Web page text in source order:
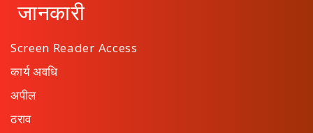
जानकारी
Screen Reader Access
कार्य अवधि
अपील
ठराव